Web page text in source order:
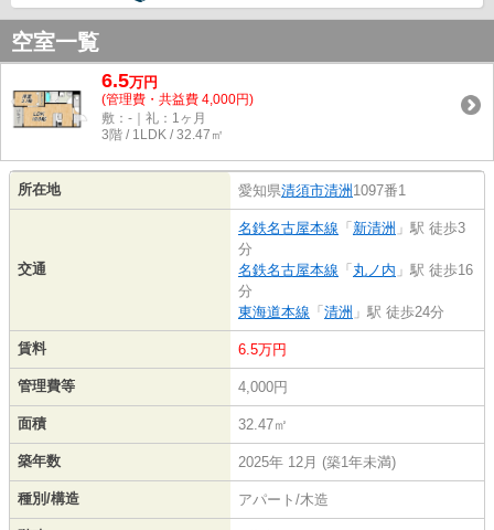
空室一覧
6.5万円
(管理費・共益費 4,000円)
敷：-｜礼：1ヶ月
3階 / 1LDK / 32.47㎡
所在地 愛知県清須市清洲 1097番1
交通
名鉄名古屋本線 「 新清洲 」駅 徒歩3
分
名鉄名古屋本線 「 丸ノ内 」駅 徒歩16
分
東海道本線 「 清洲 」駅 徒歩24分
賃料 6.5万円
管理費等 4,000円
面積 32.47㎡
築年数 2025年 12月 (築1年未満)
種別/構造 アパート/木造